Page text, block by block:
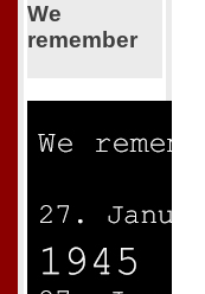
We
remember